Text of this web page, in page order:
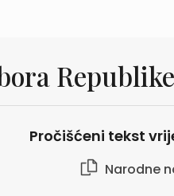
Pročišćeni tekst
Narodne